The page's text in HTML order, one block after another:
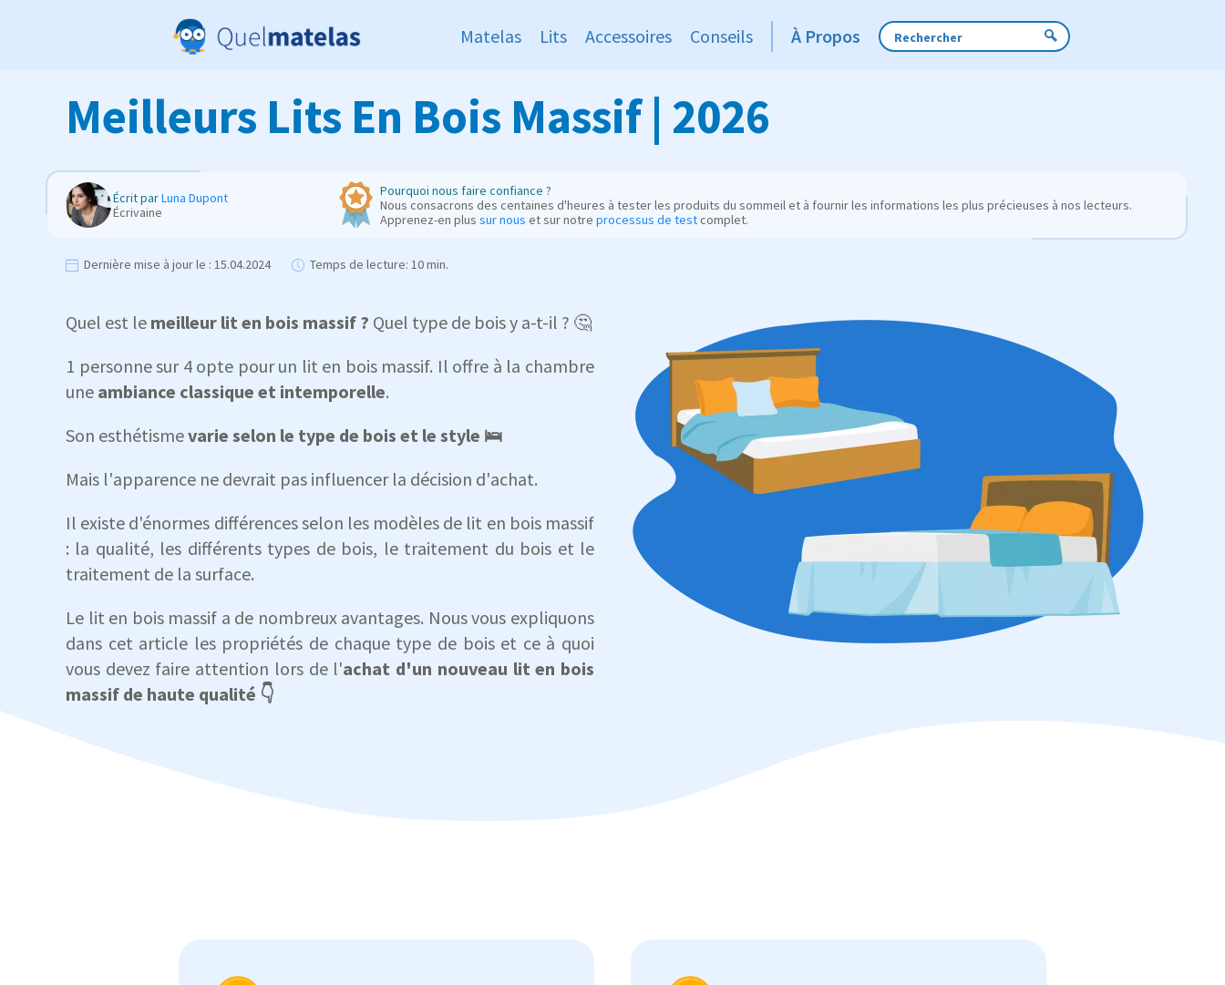
Matelas Lits Accessoires Conseils À Propos
Meilleurs Lits En Bois Massif | 2026
Écrit parLuna Dupont
Écrivaine
Pourquoi nous faire confiance ?
Nous consacrons des centaines d'heures à tester les produits du sommeil et à fournir les informations les plus précieuses à nos lecteurs.
Apprenez-en plus sur nous et sur notre processus de testcomplet.
Dernière mise à jour le : 15.04.2024 Temps de lecture: 10 min.
Quel est le meilleur lit en bois massif ? Quel type de bois y a-t-il ? 🤔
1 personne sur 4 opte pour un lit en bois massif. Il offre à la chambre
une ambiance classique et intemporelle.
Son esthétismevarie selon le type de bois et le style 🛌
Mais l'apparence ne devrait pas influencer la décision d'achat.
Il existe d'énormes différences selon les modèles de lit en bois massif
: la qualité, les différents types de bois, le traitement du bois et le
traitement de la surface.
Le lit en bois massif a de nombreux avantages. Nous vous expliquons
dans cet article les propriétés de chaque type de bois et ce à quoi
vous devez faire attention lors de l'achat d'un nouveau lit en bois
massif de haute qualité 👇